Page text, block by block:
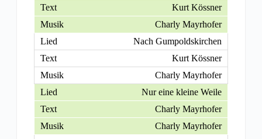
Kurt Kössner
Charly Mayrhofer
Nach Gumpoldskirchen
Kurt Kössner
Charly Mayrhofer
Nur eine kleine Weile
Charly Mayrhofer
Charly Mayrhofer